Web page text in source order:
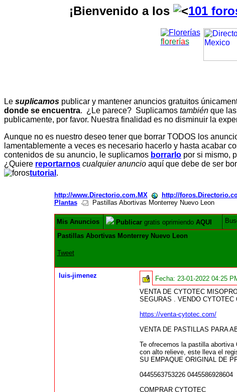
¡Bienvenido a los 101
florerías
Le suplicamos publicar y mantener anuncios gratuitos
donde se encuentra. ¿Le parece? Suplicamos también que las
publicamente, por favor. Nuestra finalidad es no disminuir la
Aunque no es nuestro deseo tener que borrar TODOS los
lamentablemente a veces es necesario hacerlo y hasta acabar
contenidos de su anuncio, le suplicamos borrarlo por si mismo,
¿Quiere reportarnos cualquier anuncio aquí que debe de ser
tutorial .
http://www.Directorio.com.MX http://
Plantas
Pastillas Abortivas Monterrey Nuevo Leon
Mis Anuncios Publicargratis oprimiendo AQUI
Pastillas Abortivas Monterrey Nuevo Leon
Tweet
luis-jimenez Fecha: 23-01-2022 04:25
VENTA DE CYTOTEC
SEGURAS . VENDO CYTOTEC
https://venta-cytotec.com/
VENTA DE PASTILLAS PARA
Te ofrecemos la pastilla
con alto relieve, este lleva el
SU EMPAQUE ORIGINAL DE
0445563753226 0445586928604
COMPRAR CYTOTEC